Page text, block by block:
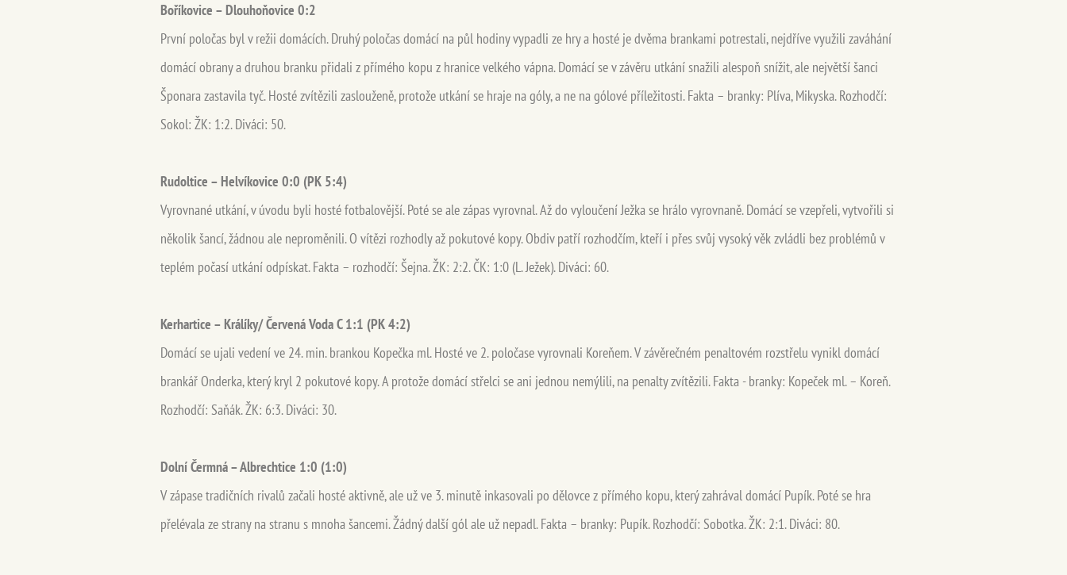
Boříkovice – Dlouhoňovice 0:2
První poločas byl v režii domácích. Druhý poločas domácí na půl hodiny vypadli ze hry a hosté je dvěma brankami potrestali, nejdříve využili zaváhání
domácí obrany a druhou branku přidali z přímého kopu z hranice velkého vápna. Domácí se v závěru utkání snažili alespoň snížit, ale největší šanci
Šponara zastavila tyč. Hosté zvítězili zaslouženě, protože utkání se hraje na góly, a ne na gólové příležitosti. Fakta – branky: Plíva, Mikyska. Rozhodčí:
Sokol: ŽK: 1:2. Diváci: 50.
Rudoltice – Helvíkovice 0:0 (PK 5:4)
Vyrovnané utkání, v úvodu byli hosté fotbalovější. Poté se ale zápas vyrovnal. Až do vyloučení Ježka se hrálo vyrovnaně. Domácí se vzepřeli, vytvořili si
několik šancí, žádnou ale neproměnili. O vítězi rozhodly až pokutové kopy. Obdiv patří rozhodčím, kteří i přes svůj vysoký věk zvládli bez problémů v
teplém počasí utkání odpískat. Fakta – rozhodčí: Šejna. ŽK: 2:2. ČK: 1:0 (L. Ježek). Diváci: 60.
Kerhartice – Králíky/ Červená Voda C 1:1 (PK 4:2)
Domácí se ujali vedení ve 24. min. brankou Kopečka ml. Hosté ve 2. poločase vyrovnali Koreňem. V závěrečném penaltovém rozstřelu vynikl domácí
brankář Onderka, který kryl 2 pokutové kopy. A protože domácí střelci se ani jednou nemýlili, na penalty zvítězili. Fakta - branky: Kopeček ml. – Koreň.
Rozhodčí: Saňák. ŽK: 6:3. Diváci: 30.
Dolní Čermná – Albrechtice 1:0 (1:0)
V zápase tradičních rivalů začali hosté aktivně, ale už ve 3. minutě inkasovali po dělovce z přímého kopu, který zahrával domácí Pupík. Poté se hra
přelévala ze strany na stranu s mnoha šancemi. Žádný další gól ale už nepadl. Fakta – branky: Pupík. Rozhodčí: Sobotka. ŽK: 2:1. Diváci: 80.